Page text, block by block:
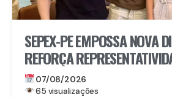
SEPEX-PE EMPOSSA NOVA
REFORÇA
EXTERIOR EM PERNAMBUCO
07/08/2026
65 visualizações